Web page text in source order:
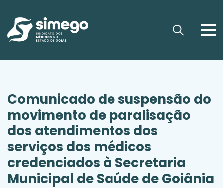
Comunicado de suspensão do
movimento de paralisação
dos atendimentos dos
serviços dos médicos
credenciados à Secretaria
Municipal de Saúde de Goiânia